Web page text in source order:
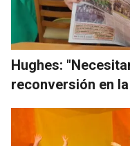
Hughes:
reconversión en